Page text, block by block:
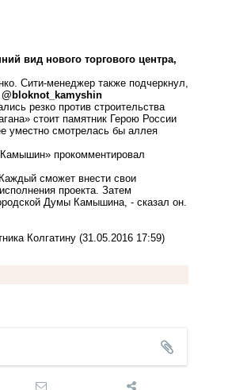
вид нового торгового центра,
Сити-менеджер также подчеркнул,
@bloknot_kamyshin
резко против строительства
стоит памятник Герою России
уместно смотрелась бы аллея
прокомментировал
сможет внести свои
проекта. Затем
Думы Камышина, - сказал он.
Колгатину (31.05.2016 17:59)